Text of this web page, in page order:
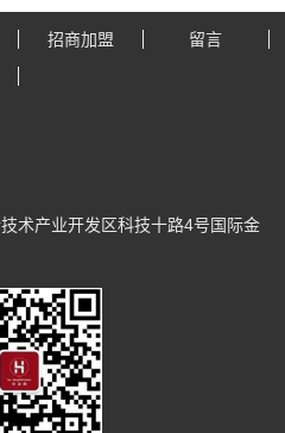
招商加盟
留言
术产业开发区科技十路4号国际金